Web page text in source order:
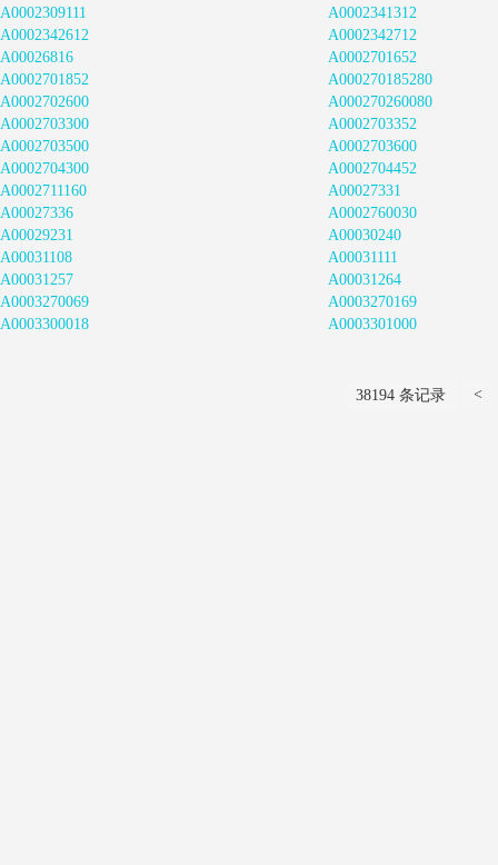
A0002309111
A0002341312
A0002342612
A0002342712
A00026816
A0002701652
A0002701852
A000270185280
A0002702600
A000270260080
A0002703300
A0002703352
A0002703500
A0002703600
A0002704300
A0002704452
A0002711160
A00027331
A00027336
A0002760030
A00029231
A00030240
A00031108
A00031111
A00031257
A00031264
A0003270069
A0003270169
A0003300018
A0003301000
38194 条记录 <